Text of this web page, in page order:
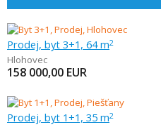
Prodej, byt 3+1, 64 m2
Hlohovec
158 000,00 EUR
Prodej, byt 1+1, 35 m2